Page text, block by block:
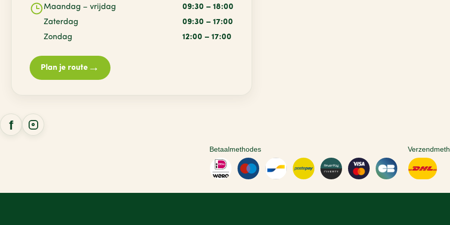
Maandag – vrijdag
09:30 – 18:00
Zaterdag
09:30 – 17:00
Zondag
12:00 – 17:00
Plan je route →
Betaalmethodes